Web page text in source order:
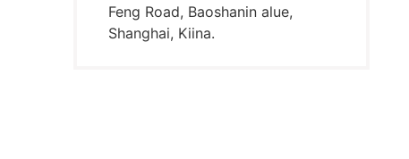
Feng Road, Baoshanin alue,
Shanghai, Kiina.